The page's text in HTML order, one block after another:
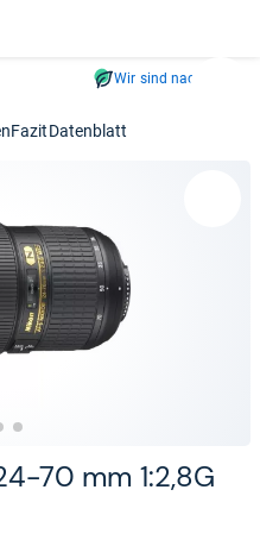
den
Wir sind nachhaltig
FazitDatenblatt
​70 mm 1:2,8G